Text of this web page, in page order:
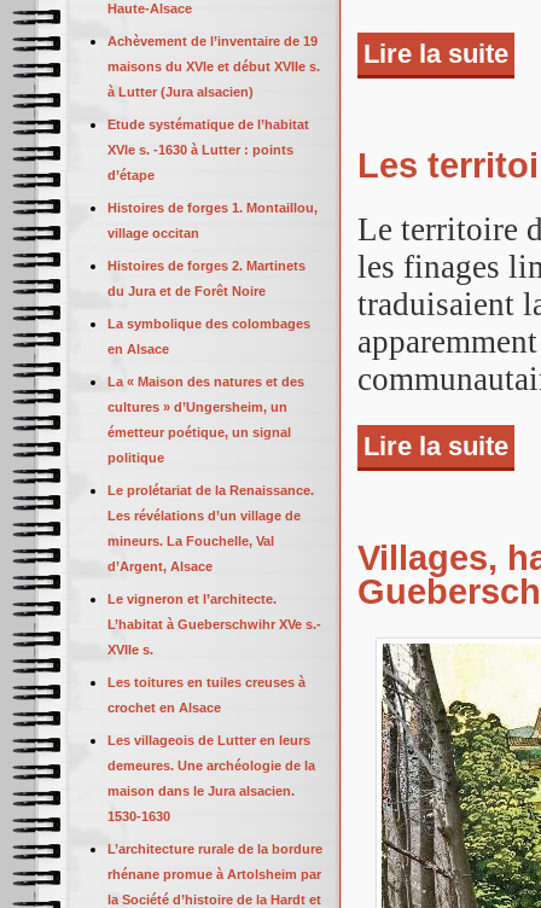
Lire la suite
Les
Le territoire
les finages
traduisaient
Lire la suite
Villages,
Haute-Alsace
Achèvement de l’inventaire de 19
maisons du XVIe et début XVIIe s.
à Lutter (Jura alsacien)
Etude systématique de l’habitat
XVIe s. -1630 à Lutter : points
d’étape
Histoires de forges 1. Montaillou,
village occitan
Histoires de forges 2. Martinets
du Jura et de Forêt Noire
La symbolique des colombages
en Alsace
La « Maison des natures et des
cultures » d’Ungersheim, un
émetteur poétique, un signal
politique
Le prolétariat de la Renaissance.
Les révélations d’un village de
mineurs. La Fouchelle, Val
d’Argent, Alsace
Le vigneron et l’architecte.
L’habitat à Gueberschwihr XVe s.-
XVIIe s.
Les toitures en tuiles creuses à
crochet en Alsace
Les villageois de Lutter en leurs
demeures. Une archéologie de la
maison dans le Jura alsacien.
1530-1630
L’architecture rurale de la bordure
rhénane promue à Artolsheim par
la Société d’histoire de la Hardt et